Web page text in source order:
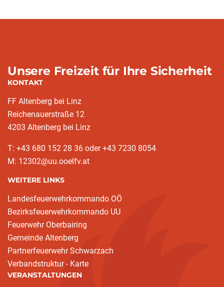
Unsere Freizeit für Ihre Sicherheit
KONTAKT
FF Altenberg bei Linz
Reichenauerstraße 12
4203 Altenberg bei Linz
T: +43 680 152 28 36 oder +43 7230 8054
M: 12302@uu.ooelfv.at
WEITERE LINKS
Landesfeuerwehrkommando OÖ
Bezirksfeuerwehrkommando UU
Feuerwehr Oberbairing
Gemeinde Altenberg
Partnerfeuerwehr Schwarzach
Verbandstruktur - Karte
VERANSTALTUNGEN